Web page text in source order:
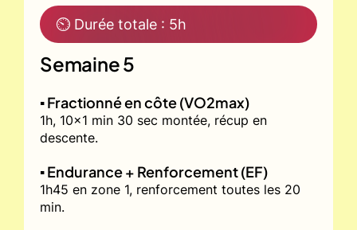
⏲ Durée totale : 5h
Semaine 5
▪️ Fractionné en côte (VO2max)
1h, 10x1 min 30 sec montée, récup en
descente.
▪️ Endurance + Renforcement (EF)
1h45 en zone 1, renforcement toutes les 20
min.